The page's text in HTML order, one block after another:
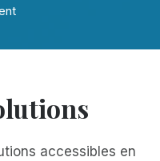
accessibles en